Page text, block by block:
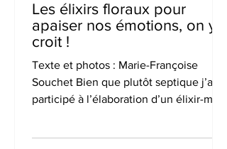
Les élixirs floraux pour
apaiser nos émotions, on y
croit !
Texte et photos : Marie-Françoise
Souchet Bien que plutôt septique j’ai
participé à l’élaboration d’un élixir-mère